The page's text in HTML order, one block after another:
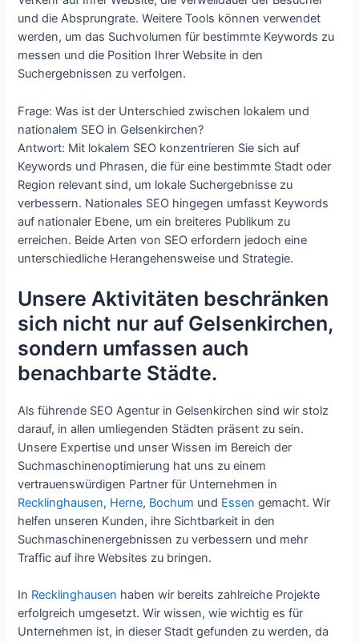
und die Absprungrate. Weitere Tools können verwendet
werden, um das Suchvolumen für bestimmte Keywords zu
messen und die Position Ihrer Website in den
Suchergebnissen zu verfolgen.
Frage: Was ist der Unterschied zwischen lokalem und
nationalem SEO in Gelsenkirchen?
Antwort: Mit lokalem SEO konzentrieren Sie sich auf
Keywords und Phrasen, die für eine bestimmte Stadt oder
Region relevant sind, um lokale Suchergebnisse zu
verbessern. Nationales SEO hingegen umfasst Keywords
auf nationaler Ebene, um ein breiteres Publikum zu
erreichen. Beide Arten von SEO erfordern jedoch eine
unterschiedliche Herangehensweise und Strategie.
Unsere Aktivitäten beschränken
sich nicht nur auf Gelsenkirchen,
sondern umfassen auch
benachbarte Städte.
Als führende SEO Agentur in Gelsenkirchen sind wir stolz
darauf, in allen umliegenden Städten präsent zu sein.
Unsere Expertise und unser Wissen im Bereich der
Suchmaschinenoptimierung hat uns zu einem
vertrauenswürdigen Partner für Unternehmen in
Recklinghausen, Herne, Bochum und Essen gemacht. Wir
helfen unseren Kunden, ihre Sichtbarkeit in den
Suchmaschinenergebnissen zu verbessern und mehr
Traffic auf ihre Websites zu bringen.
In Recklinghausen haben wir bereits zahlreiche Projekte
erfolgreich umgesetzt. Wir wissen, wie wichtig es für
Unternehmen ist, in dieser Stadt gefunden zu werden, da